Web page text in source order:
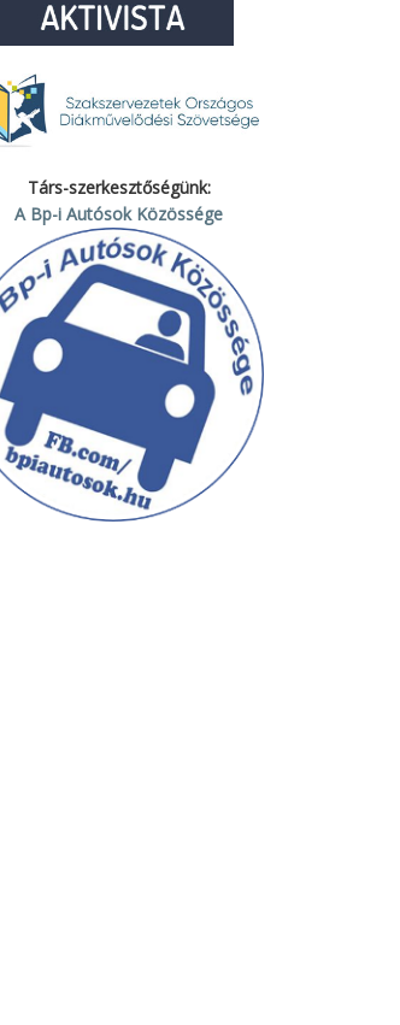
Társ-szerkesztőségünk:
A Bp-i Autósok Közössége